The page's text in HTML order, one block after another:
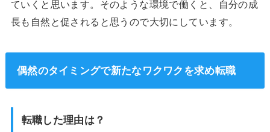
ていくと思います。そのような環境で働くと、自分の成
長も自然と促されると思うので大切にしています。
偶然のタイミングで新たなワクワクを求め転職
転職した理由は？